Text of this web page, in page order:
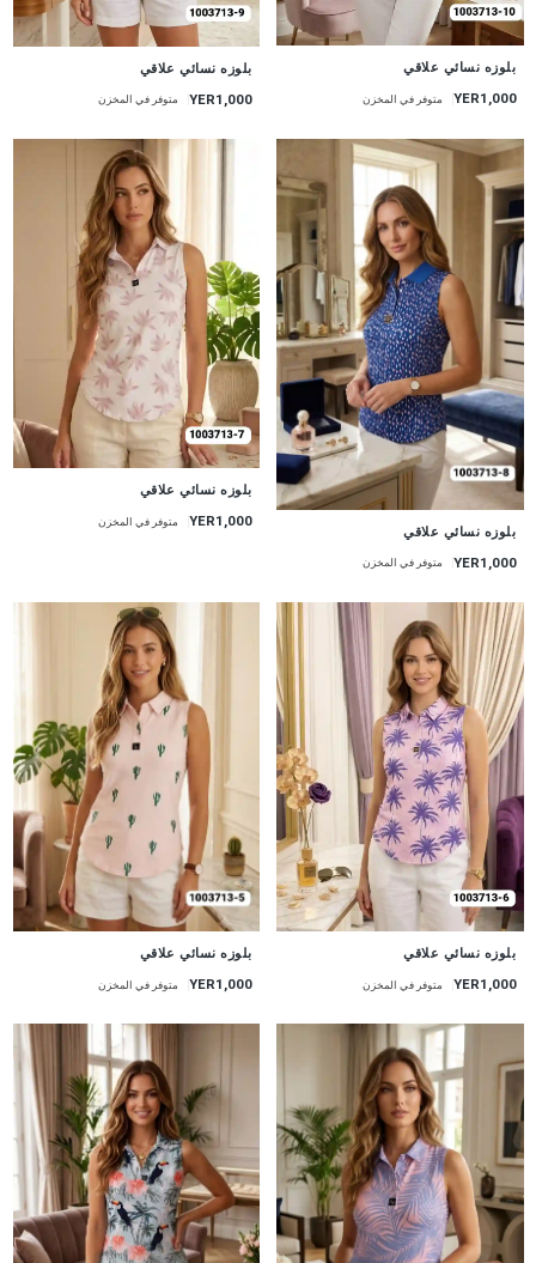
جديد
بلوزه نسائي علاقي
YER1,000 متوفر في المخزن
بلوزه نسائي علاقي
YER1,000 متوفر في المخزن
بلوزه نسائي علاقي
YER1,000 متوفر في المخزن
بلوزه نسائي علاقي
YER1,000 متوفر في المخزن
جديد
بلوزه نسائي علاقي
YER1,000 متوفر في المخزن
بلوزه نسائي علاقي
YER1,000 متوفر في المخزن